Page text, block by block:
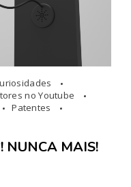
no Youtube
Patentes
NUNCA MAIS!